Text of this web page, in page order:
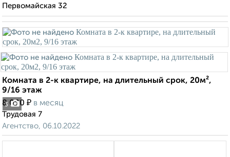
Первомайская 32
3
Комната в 2-к квартире, на длительный срок, 20м²,
9/16 этаж
8 000 ₽ в месяц
Трудовая 7
Агентство, 06.10.2022